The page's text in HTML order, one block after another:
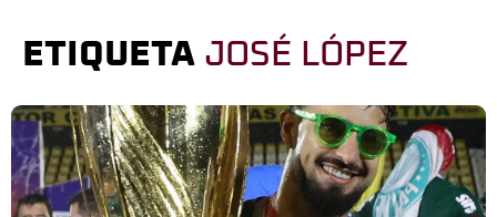
ETIQUETA JOSÉ LÓPEZ